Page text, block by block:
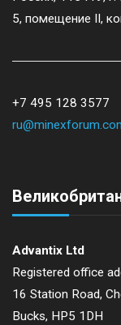
g
a
t
i
n
5, помещение II,
+7 495 128 3577
Advantix Ltd
Registered office
16 Station Road,
Bucks, HP5 1DH